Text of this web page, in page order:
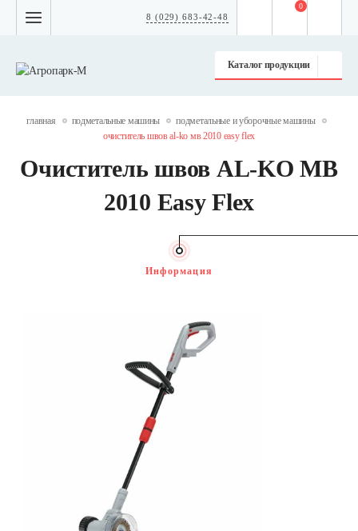
8 (029) 683-42-48
Каталог продукции
0
главная подметальные машины
подметальные и уборочные машины
очиститель швов al-ko мв 2010 easy flex
Очиститель швов AL-KO МВ
2010 Easy Flex
Информация